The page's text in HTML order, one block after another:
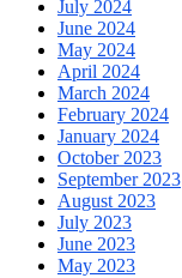
July 2024
June 2024
May 2024
April 2024
March 2024
February 2024
January 2024
October 2023
September 2023
August 2023
July 2023
June 2023
May 2023